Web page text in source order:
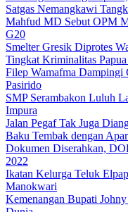
Satgas Nemangkawi
Mahfud MD Sebut OPM
G20
Smelter Gresik Diprotes
Tingkat Kriminalitas
Filep Wamafma Dampingi
Pasirido
SMP Serambakon Luluh
Impura
Jalan Pegaf Tak Juga
Baku Tembak dengan
Dokumen Diserahkan,
2022
Ikatan Kelurga Teluk
Manokwari
Kemenangan Bupati